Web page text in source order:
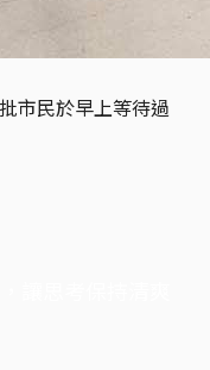
市民於早上等待過